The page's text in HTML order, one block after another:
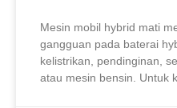
Mesin mobil hybrid mati
gangguan pada baterai
kelistrikan, pendinginan,
atau mesin bensin. Untuk